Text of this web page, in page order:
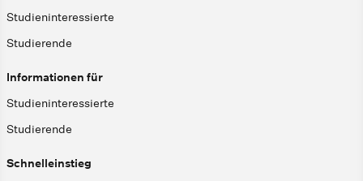
Studieninteressierte
Studierende
Informationen für
Studieninteressierte
Studierende
Schnelleinstieg